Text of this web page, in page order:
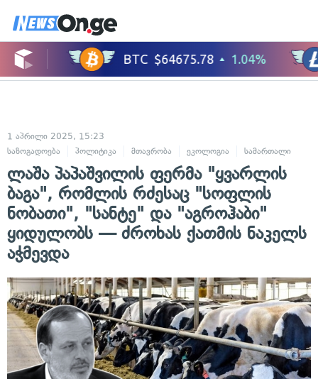
1 აპრილი 2025, 15:23
საზოგადოება
პოლიტიკა მთავრობა ეკოლოგია სამართალი
ლაშა პაპაშვილის ფერმა "ყვარლის
ბაგა", რომლის რძესაც "სოფლის
ნობათი", "სანტე" და "აგროჰაბი"
ყიდულობს — ძროხას ქათმის ნაკელს
აჭმევდა